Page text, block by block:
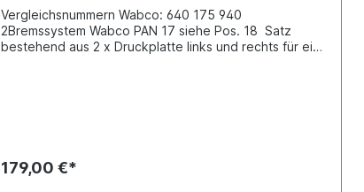
Vergleichsnummern Wabco: 640 175 940
2Bremssystem Wabco PAN 17 siehe Pos. 18 Satz
bestehend aus 2 x Druckplatte links und rechts für ein
179,00 €*